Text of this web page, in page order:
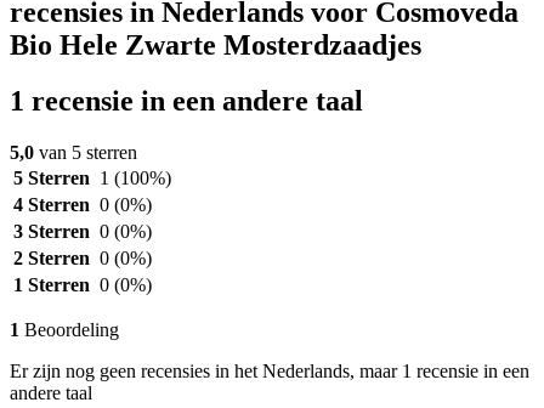
recensies in Nederlands voor Cosmoveda
Bio Hele Zwarte Mosterdzaadjes
1 recensie in een andere taal
5,0 van 5 sterren
5 Sterren 1 (100%)
4 Sterren 0 (0%)
3 Sterren 0 (0%)
2 Sterren 0 (0%)
1 Sterren 0 (0%)
1 Beoordeling
Er zijn nog geen recensies in het Nederlands, maar 1 recensie in een
andere taal